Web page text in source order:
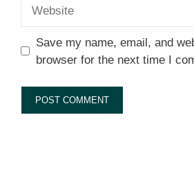
Save my name, email, and
browser for the next time I